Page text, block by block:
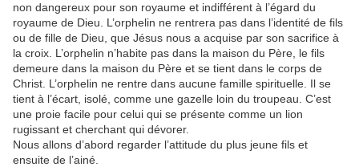
non dangereux pour son royaume et indifférent à l’égard du
royaume de Dieu. L’orphelin ne rentrera pas dans l’identité de fils
ou de fille de Dieu, que Jésus nous a acquise par son sacrifice à
la croix. L’orphelin n’habite pas dans la maison du Père, le fils
demeure dans la maison du Père et se tient dans le corps de
Christ. L’orphelin ne rentre dans aucune famille spirituelle. Il se
tient à l’écart, isolé, comme une gazelle loin du troupeau. C’est
une proie facile pour celui qui se présente comme un lion
rugissant et cherchant qui dévorer.
Nous allons d’abord regarder l’attitude du plus jeune fils et
ensuite de l’ainé.